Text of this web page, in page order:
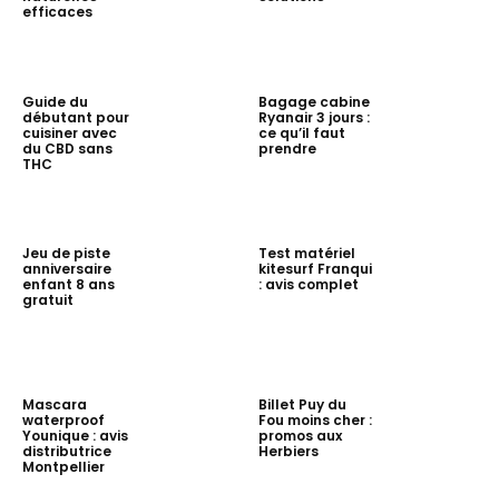
efficaces
Guide du
débutant pour
cuisiner avec
du CBD sans
THC
Bagage cabine
Ryanair 3 jours :
ce qu’il faut
prendre
Jeu de piste
anniversaire
enfant 8 ans
gratuit
Test matériel
kitesurf Franqui
: avis complet
Mascara
waterproof
Younique : avis
distributrice
Montpellier
Billet Puy du
Fou moins cher :
promos aux
Herbiers